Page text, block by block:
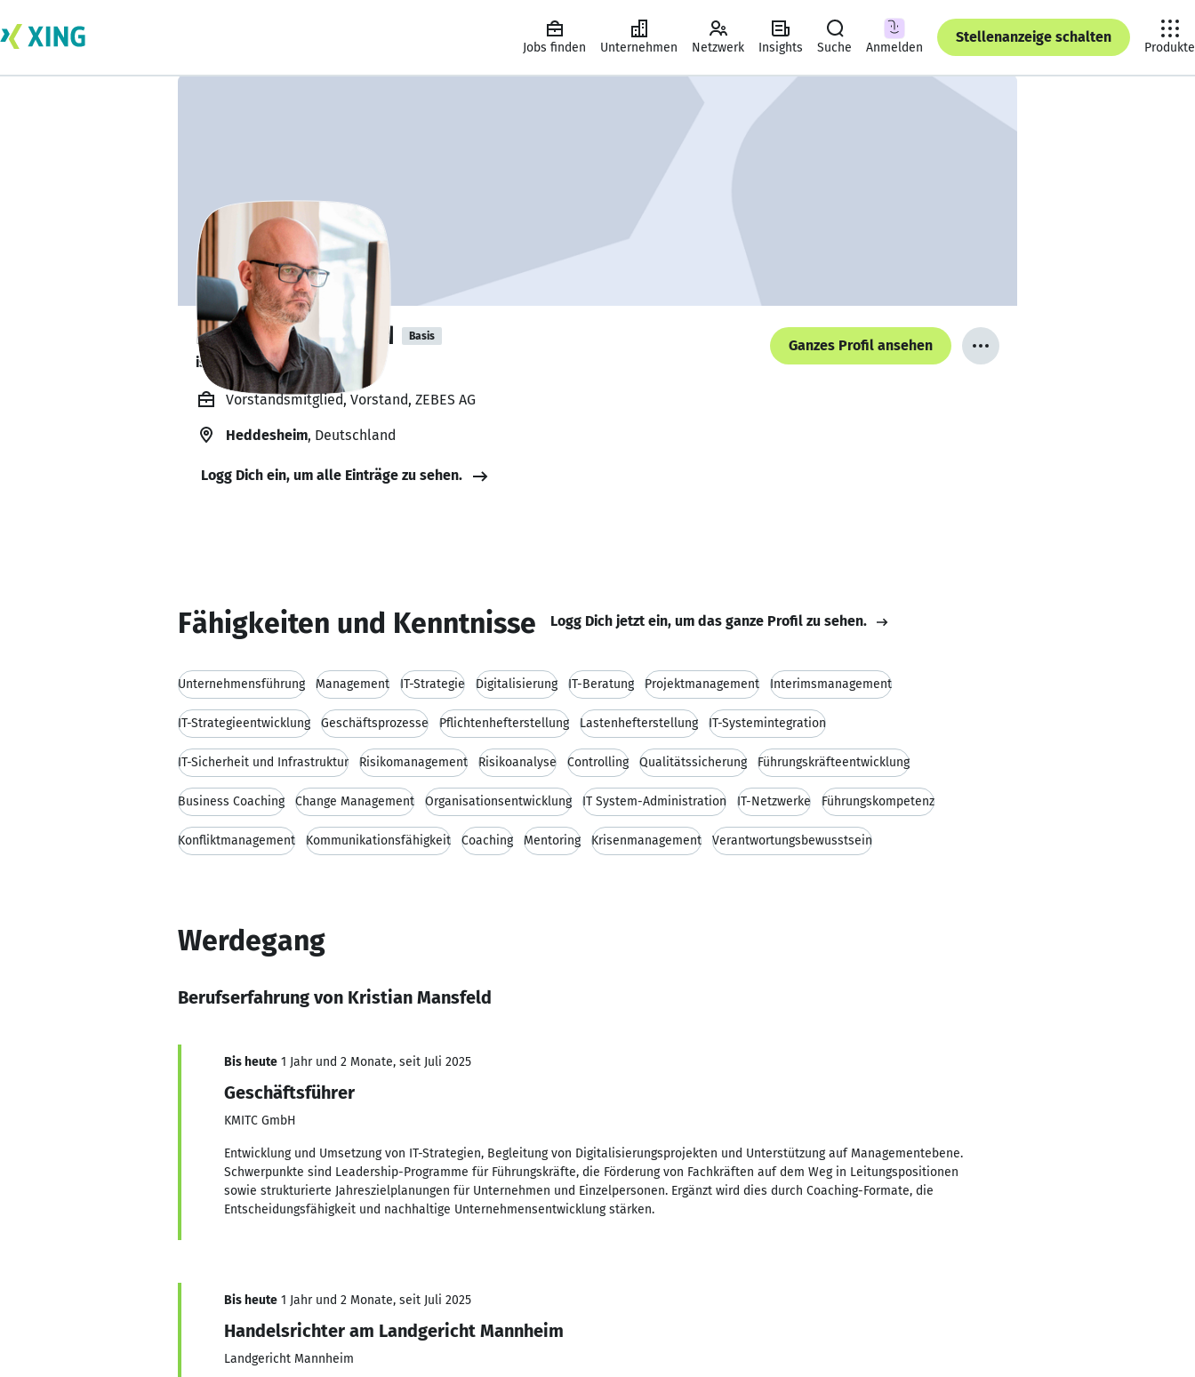
Jobs finden Unternehmen Netzwerk Insights Suche Anmelden
Stellenanzeige schalten
Produkte
Kristian Mansfeld Basis
ist verfügbar. ✅
Ganzes Profil ansehen
Vorstandsmitglied, Vorstand, ZEBES AG
Heddesheim, Deutschland
Logg Dich ein, um alle Einträge zu sehen.
Fähigkeiten und Kenntnisse Logg Dich jetzt ein, um das ganze Profil zu sehen.
Unternehmensführung Management IT-Strategie Digitalisierung IT-Beratung Projektmanagement Interimsmanagement
IT-Strategieentwicklung Geschäftsprozesse Pflichtenhefterstellung Lastenhefterstellung IT-Systemintegration
IT-Sicherheit und Infrastruktur Risikomanagement Risikoanalyse Controlling Qualitätssicherung Führungskräfteentwicklung
Business Coaching Change Management Organisationsentwicklung IT System-Administration IT-Netzwerke Führungskompetenz
Konfliktmanagement Kommunikationsfähigkeit Coaching Mentoring Krisenmanagement Verantwortungsbewusstsein
Werdegang
Berufserfahrung von Kristian Mansfeld
Bis heute 1 Jahr und 2 Monate, seit Juli 2025
Geschäftsführer
KMITC GmbH
Entwicklung und Umsetzung von IT-Strategien, Begleitung von Digitalisierungsprojekten und Unterstützung auf Managementebene.
Schwerpunkte sind Leadership-Programme für Führungskräfte, die Förderung von Fachkräften auf dem Weg in Leitungspositionen
sowie strukturierte Jahreszielplanungen für Unternehmen und Einzelpersonen. Ergänzt wird dies durch Coaching-Formate, die
Entscheidungsfähigkeit und nachhaltige Unternehmensentwicklung stärken.
Bis heute 1 Jahr und 2 Monate, seit Juli 2025
Handelsrichter am Landgericht Mannheim
Landgericht Mannheim